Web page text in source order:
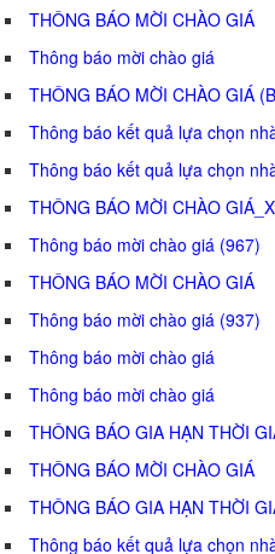
THÔNG BÁO MỜI CHÀO GIÁ
Thông báo mời chào giá
THÔNG BÁO MỜI CHÀO GIÁ
Thông báo kết quả lựa chọn
Thông báo kết quả lựa chọn
THÔNG BÁO MỜI CHÀO
Thông báo mời chào giá (967)
THÔNG BÁO MỜI CHÀO GIÁ
Thông báo mời chào giá (937)
Thông báo mời chào giá
Thông báo mời chào giá
THÔNG BÁO GIA HẠN THỜI
THÔNG BÁO MỜI CHÀO GIÁ
THÔNG BÁO GIA HẠN THỜI
Thông báo kết quả lựa chọn